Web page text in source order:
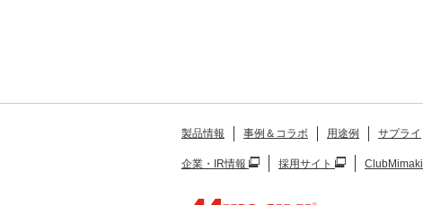
製品情報 事例＆コラボ 用途例 サプライ
企業・IR情報 採用サイト ClubMimaki